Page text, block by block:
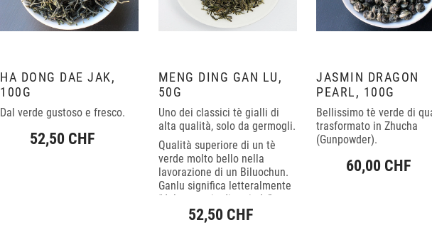
HA DONG DAE JAK,
100G
Dal verde gustoso e fresco.
52,50 CHF
MENG DING GAN LU,
50G
Uno dei classici tè gialli di
alta qualità, solo da germogli.
Qualità superiore di un tè
verde molto bello nella
lavorazione di un Biluochun.
Ganlu significa letteralmente
“dolce goccia di rugiada”.
52,50 CHF
JASMIN DRAGON
PEARL, 100G
Bellissimo tè verde di
trasformato in Zhucha
(Gunpowder).
60,00 CHF